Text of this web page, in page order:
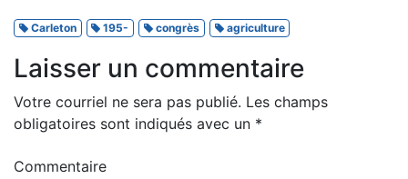
Carleton 195- congrès agriculture
Laisser un commentaire
Votre courriel ne sera pas publié. Les champs
obligatoires sont indiqués avec un *
Commentaire